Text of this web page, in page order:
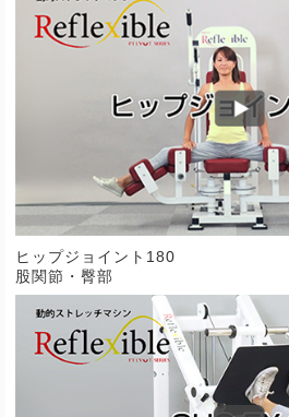
ヒップジョイント180
股関節・臀部